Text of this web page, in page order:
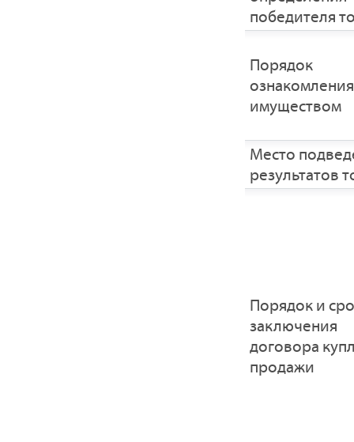
победителя
Порядок
имуществом
Место
результатов
Порядок и
заключения
договора
продажи